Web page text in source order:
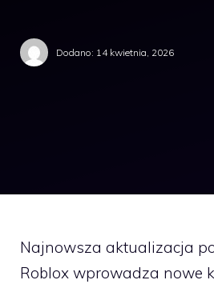
Dodano: 14 kwietnia, 2026
Najnowsza aktualizacja
Roblox wprowadza nowe